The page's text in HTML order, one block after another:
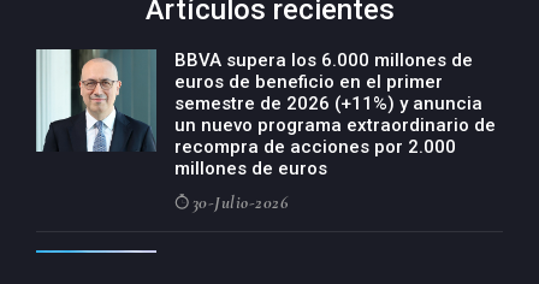
Artículos recientes
BBVA supera los 6.000 millones de
euros de beneficio en el primer
semestre de 2026 (+11%) y anuncia
un nuevo programa extraordinario de
recompra de acciones por 2.000
millones de euros
30-Julio-2026